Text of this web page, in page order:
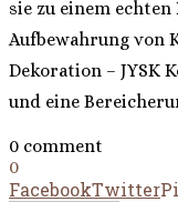
sie zu einem
Aufbewahrung von
Dekoration – JYSK
und eine
0 comment
0
FacebookTwitter